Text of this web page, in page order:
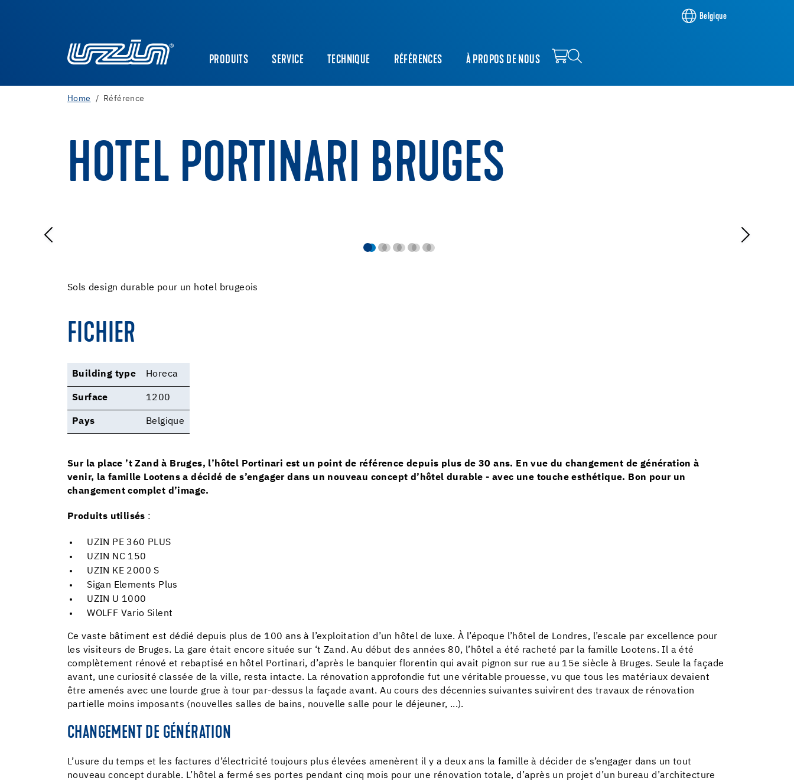
Belgique
PRODUITS SERVICE TECHNIQUE RÉFÉRENCES À PROPOS DE NOUS
Home Référence
HOTEL PORTINARI BRUGES
Sols design durable pour un hotel brugeois
FICHIER
Building type Horeca
Surface 1200
Pays Belgique
Sur la place ’t Zand à Bruges, l’hôtel Portinari est un point de référence depuis plus de 30 ans. En vue du changement de génération à
venir, la famille Lootens a décidé de s’engager dans un nouveau concept d’hôtel durable - avec une touche esthétique. Bon pour un
changement complet d’image.
Produits utilisés :
UZIN PE 360 PLUS
UZIN NC 150
UZIN KE 2000 S
Sigan Elements Plus
UZIN U 1000
WOLFF Vario Silent
Ce vaste bâtiment est dédié depuis plus de 100 ans à l’exploitation d’un hôtel de luxe. À l’époque l’hôtel de Londres, l’escale par excellence pour
les visiteurs de Bruges. La gare était encore située sur ‘t Zand. Au début des années 80, l’hôtel a été racheté par la famille Lootens. Il a été
complètement rénové et rebaptisé en hôtel Portinari, d’après le banquier florentin qui avait pignon sur rue au 15e siècle à Bruges. Seule la façade
avant, une curiosité classée de la ville, resta intacte. La rénovation approfondie fut une véritable prouesse, vu que tous les matériaux devaient
être amenés avec une lourde grue à tour par-dessus la façade avant. Au cours des décennies suivantes suivirent des travaux de rénovation
partielle moins imposants (nouvelles salles de bains, nouvelle salle pour le déjeuner, ...).
CHANGEMENT DE GÉNÉRATION
L’usure du temps et les factures d’électricité toujours plus élevées amenèrent il y a deux ans la famille à décider de s’engager dans un tout
nouveau concept durable. L’hôtel a fermé ses portes pendant cinq mois pour une rénovation totale, d’après un projet d’un bureau d’architecture